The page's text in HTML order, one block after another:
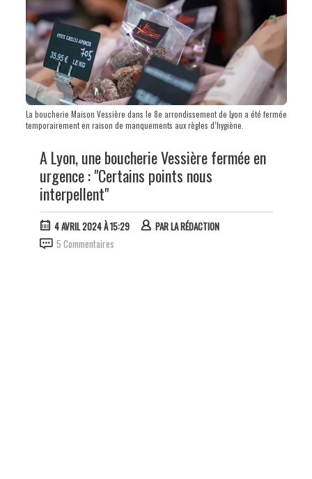
La boucherie Maison Vessière dans le 8e arrondissement de Lyon a été fermée
temporairement en raison de manquements aux règles d’hygiène.
A Lyon, une boucherie Vessière fermée en
urgence : "Certains points nous
interpellent"
4 AVRIL 2024 À 15:29 PARLA RÉDACTION
5 Commentaires